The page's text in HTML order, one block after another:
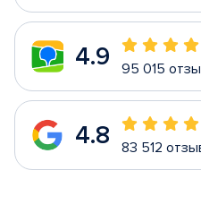
4.9 95 015
4.8 83 512